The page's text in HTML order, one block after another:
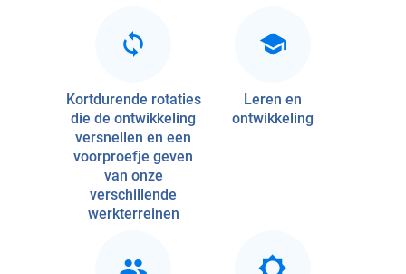
Kortdurende rotaties
die de ontwikkeling
versnellen en een
voorproefje geven
van onze
verschillende
werkterreinen
Leren en
ontwikkeling